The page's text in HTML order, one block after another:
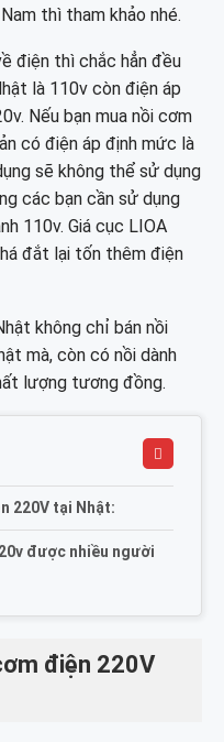
thì tham khảo nhé.
điện thì chắc hẳn đều
là 110v còn điện áp
Nếu bạn mua nồi cơm
có điện áp định mức là
sẽ không thể sử dụng
các bạn cần sử dụng
110v. Giá cục LIOA
đắt lại tốn thêm điện
không chỉ bán nồi
mà, còn có nồi dành
lượng tương đồng.
220V tại Nhật:
được nhiều người
điện 220V